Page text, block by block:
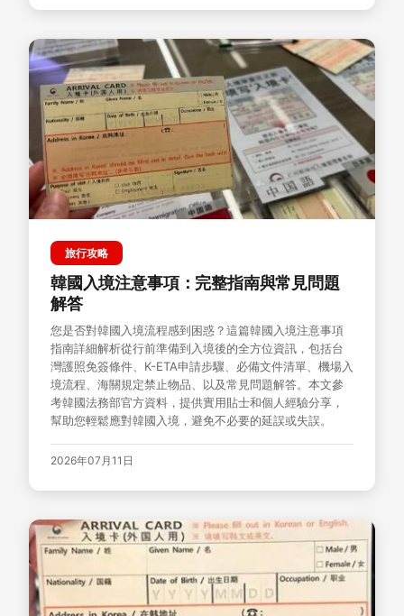
旅行攻略
韓國入境注意事項：完整指南與常見問題
解答
您是否對韓國入境流程感到困惑？這篇韓國入境注意事項
指南詳細解析從行前準備到入境後的全方位資訊，包括台
灣護照免簽條件、K-ETA申請步驟、必備文件清單、機場入
境流程、海關規定禁止物品、以及常見問題解答。本文參
考韓國法務部官方資料，提供實用貼士和個人經驗分享，
幫助您輕鬆應對韓國入境，避免不必要的延誤或失誤。
2026年07月11日